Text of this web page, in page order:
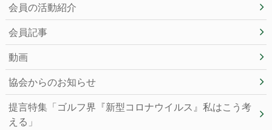
会員の活動紹介
会員記事
動画
協会からのお知らせ
提言特集「ゴルフ界『新型コロナウイルス』私はこう考
える」